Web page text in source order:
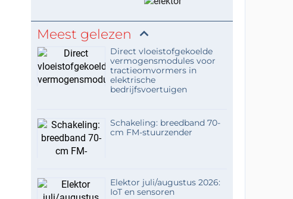
Meest gelezen
Direct vloeistofgekoelde
vermogensmodules voor
tractieomvormers in
elektrische
bedrijfsvoertuigen
Schakeling: breedband 70-
cm FM-stuurzender
Elektor juli/augustus 2026:
IoT en sensoren